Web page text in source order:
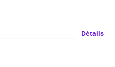
Détails